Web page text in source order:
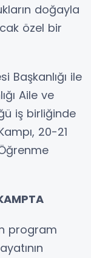
doğayla
özel bir
Başkanlığı ile
Aile ve
iş birliğinde
20-21
program